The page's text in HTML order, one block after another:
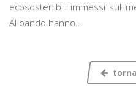
ecosostenibili immessi sul
Al bando hanno...
torna